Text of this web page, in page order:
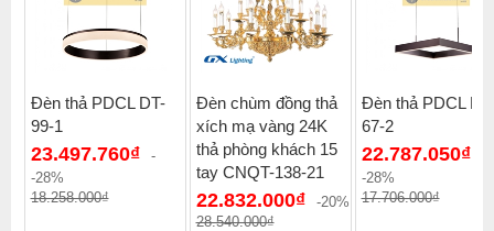
Đèn thả PDCL DT-
99-1
23.497.760₫
-
-28%
18.258.000₫
Đèn chùm đồng thả
xích mạ vàng 24K
thả phòng khách 15
tay CNQT-138-21
22.832.000₫
-20%
28.540.000₫
Đèn thả PDCL
67-2
22.787.050₫
-28%
17.706.000₫